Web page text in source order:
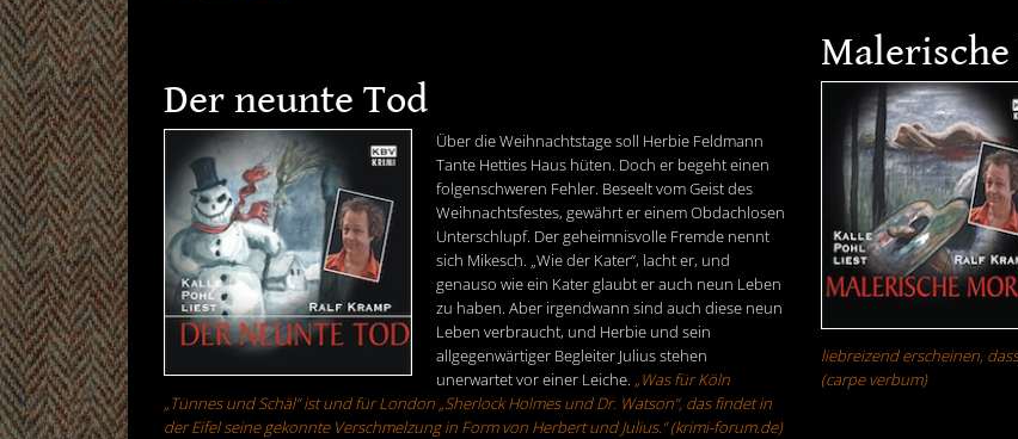
Der neunte Tod
Über die Weihnachtstage soll Herbie Feldmann
Tante Hetties Haus hüten. Doch er begeht einen
folgenschweren Fehler. Beseelt vom Geist des
Weihnachtsfestes, gewährt er einem Obdachlosen
Unterschlupf. Der geheimnisvolle Fremde nennt
sich Mikesch. „Wie der Kater“, lacht er, und
genauso wie ein Kater glaubt er auch neun Leben
zu haben. Aber irgendwann sind auch diese neun
Leben verbraucht, und Herbie und sein
allgegenwärtiger Begleiter Julius stehen
unerwartet vor einer Leiche. „Was für Köln
„Tünnes und Schäl“ ist und für London „Sherlock Holmes und Dr. Watson“, das findet in
der Eifel seine gekonnte Verschmelzung in Form von Herbert und Julius.“ (krimi-forum.de)
liebreizend erscheinen,
(carpe verbum)